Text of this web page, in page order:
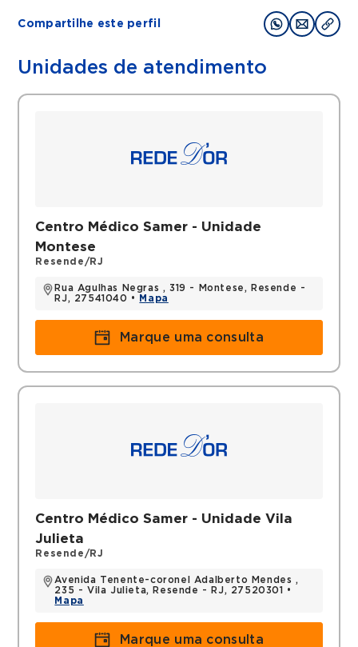
Compartilhe este perfil
Unidades de atendimento
Centro Médico Samer - Unidade
Montese
Resende/RJ
Rua Agulhas Negras , 319 - Montese, Resende -
RJ, 27541040 •
Mapa
Marque uma consulta
Centro Médico Samer - Unidade Vila
Julieta
Resende/RJ
Avenida Tenente-coronel Adalberto Mendes ,
235 - Vila Julieta, Resende - RJ, 27520301 •
Mapa
Marque uma consulta